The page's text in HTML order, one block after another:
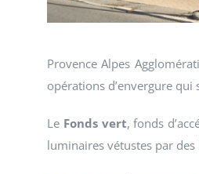
Provence Alpes
opérations d’envergure
Le Fonds vert, fonds
luminaires vétustes par